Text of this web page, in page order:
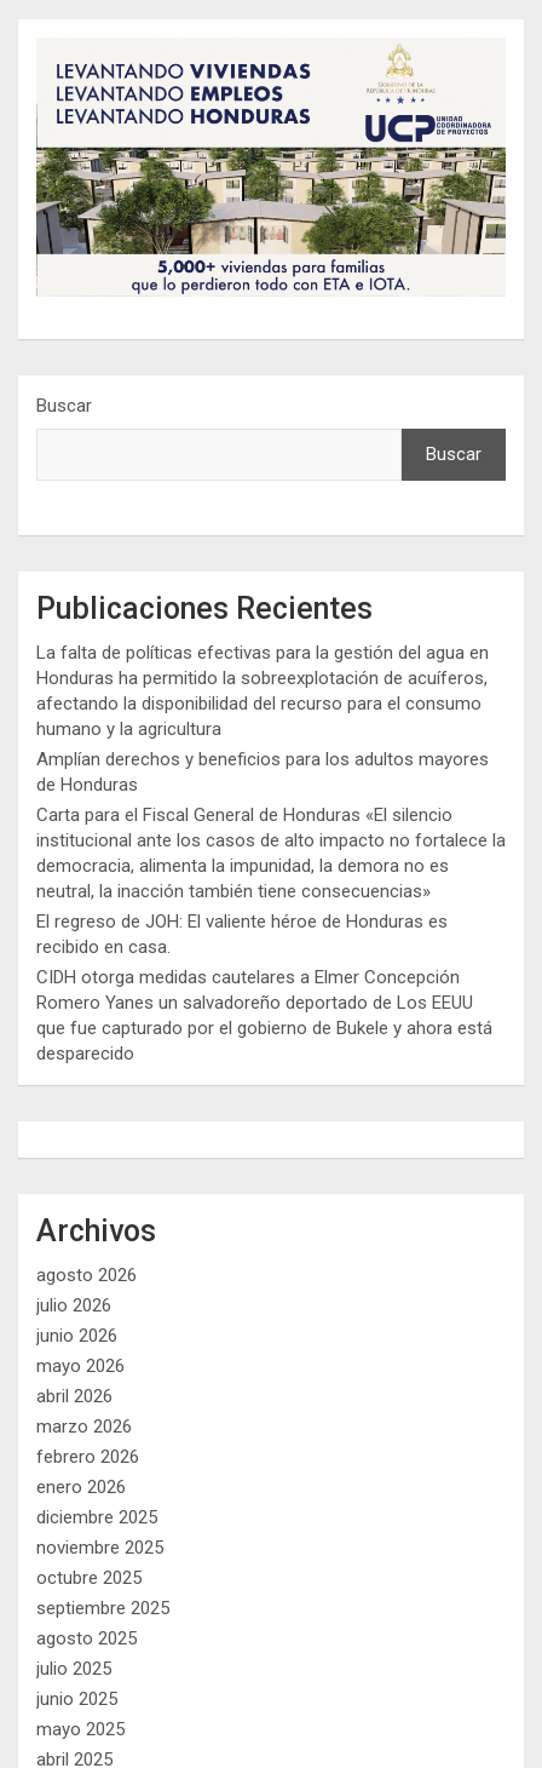
Buscar
Buscar
Publicaciones Recientes
La falta de políticas efectivas para la gestión del agua en
Honduras ha permitido la sobreexplotación de acuíferos,
afectando la disponibilidad del recurso para el consumo
humano y la agricultura
Amplían derechos y beneficios para los adultos mayores
de Honduras
Carta para el Fiscal General de Honduras «El silencio
institucional ante los casos de alto impacto no fortalece la
democracia, alimenta la impunidad, la demora no es
neutral, la inacción también tiene consecuencias»
El regreso de JOH: El valiente héroe de Honduras es
recibido en casa.
CIDH otorga medidas cautelares a Elmer Concepción
Romero Yanes un salvadoreño deportado de Los EEUU
que fue capturado por el gobierno de Bukele y ahora está
desparecido
Archivos
agosto 2026
julio 2026
junio 2026
mayo 2026
abril 2026
marzo 2026
febrero 2026
enero 2026
diciembre 2025
noviembre 2025
octubre 2025
septiembre 2025
agosto 2025
julio 2025
junio 2025
mayo 2025
abril 2025